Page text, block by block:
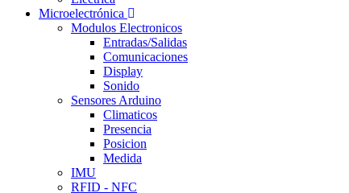
Microelectrónica
Modulos Electronicos
Entradas/Salidas
Comunicaciones
Display
Sonido
Sensores Arduino
Climaticos
Presencia
Posicion
Medida
IMU
RFID - NFC